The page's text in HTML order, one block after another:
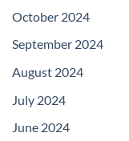
October 2024
September 2024
August 2024
July 2024
June 2024